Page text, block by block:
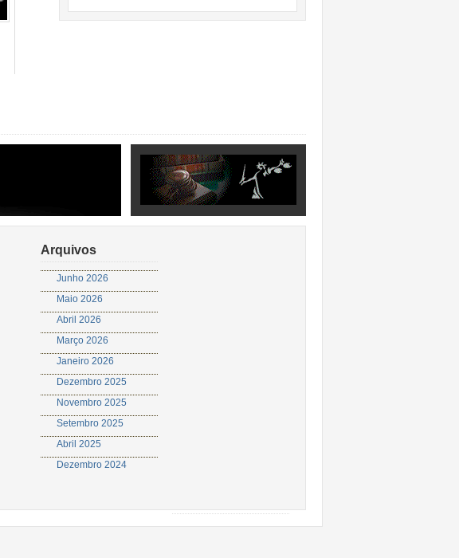
Arquivos
Junho 2026
Maio 2026
Abril 2026
Março 2026
Janeiro 2026
Dezembro 2025
Novembro 2025
Setembro 2025
Abril 2025
Dezembro 2024